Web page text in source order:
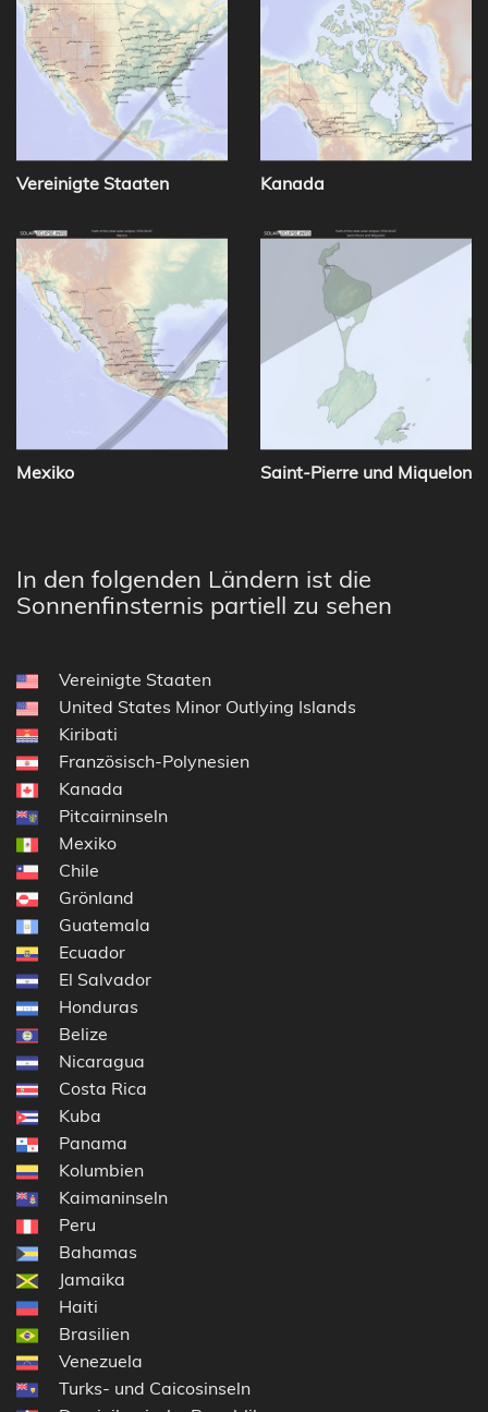
Vereinigte Staaten Kanada
Mexiko Saint-Pierre und Miquelon
In den folgenden Ländern ist die
Sonnenfinsternis partiell zu sehen
Vereinigte Staaten
United States Minor Outlying Islands
Kiribati
Französisch-Polynesien
Kanada
Pitcairninseln
Mexiko
Chile
Grönland
Guatemala
Ecuador
El Salvador
Honduras
Belize
Nicaragua
Costa Rica
Kuba
Panama
Kolumbien
Kaimaninseln
Peru
Bahamas
Jamaika
Haiti
Brasilien
Venezuela
Turks- und Caicosinseln